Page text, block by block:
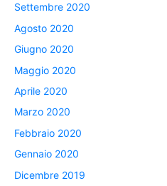
Settembre 2020
Agosto 2020
Giugno 2020
Maggio 2020
Aprile 2020
Marzo 2020
Febbraio 2020
Gennaio 2020
Dicembre 2019